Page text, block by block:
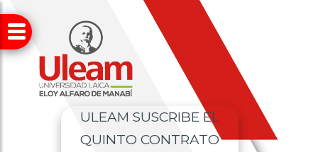
ULEAM SUSCRIBE EL
QUINTO CONTRATO